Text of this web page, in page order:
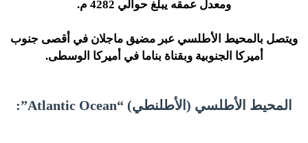
ومعدل عمقه يبلغ حوالي 4282 م.
ويتصل بالمحيط الأطلسي عبر مضيق ماجلان في أقصى جنوب
أميركا الجنوبية وبقناة بناما في أميركا الوسطى.
المحيط الأطلسي (الأطلنطي) “Atlantic Ocean”: